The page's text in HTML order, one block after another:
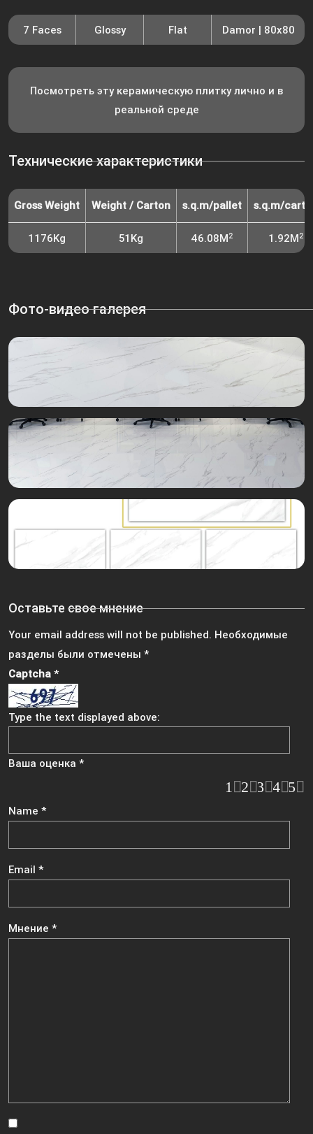
7 Faces Glossy Flat Damor | 80x80
Посмотреть эту керамическую плитку лично и в
реальной среде
Технические характеристики
Gross Weight Weight / Carton s.q.m/pallet s.q.m/
1176Kg 51Kg 46.08M2 1.92M2
Фото-видео галерея
Оставьте свое мнение
Your email address will not be published. Необходимые
разделы были отмечены *
Мнение *
Name *
Email *
Captcha *
Type the text displayed above:
Ваша оценка *
5
4
3
2
1